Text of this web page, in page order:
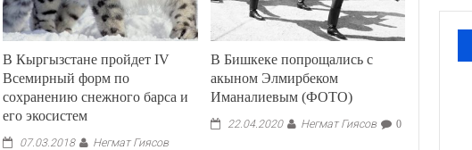
В Кыргызстане пройдет IV
Всемирный форм по
сохранению снежного барса и
его экосистем
07.03.2018 Негмат Гиясов
В Бишкеке попрощались с
акыном Элмирбеком
Иманалиевым (ФОТО)
22.04.2020 Негмат Гиясов 0